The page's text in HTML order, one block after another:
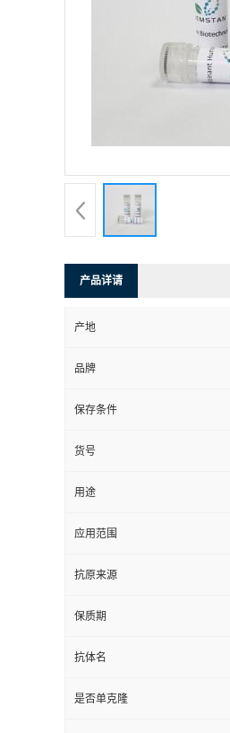
产品详请
产地
品牌
保存条件
货号
用途
应用范围
抗原来源
保质期
抗体名
是否单克隆